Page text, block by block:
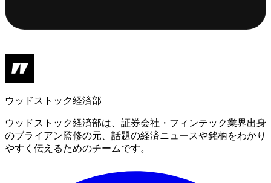
ウッドストック経済部
ウッドストック経済部は、証券会社・フィンテック業界出身
のブライアン監修の元、話題の経済ニュースや銘柄をわかり
やすく伝えるためのチームです。